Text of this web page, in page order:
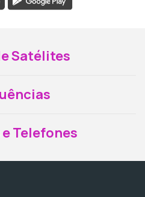
Satélites
Telefones